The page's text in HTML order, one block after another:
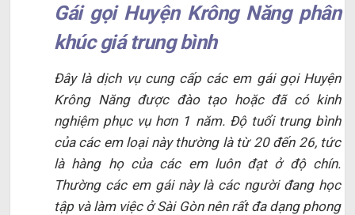
Gái gọi Huyện Krông Năng phân
khúc giá trung bình
Đây là dịch vụ cung cấp các em gái gọi Huyện
Krông Năng được đào tạo hoặc đã có kinh
nghiệm phục vụ hơn 1 năm. Độ tuổi trung bình
của các em loại này thường là từ 20 đến 26, tức
là hàng họ của các em luôn đạt ở độ chín.
Thường các em gái này là các người đang học
tập và làm việc ở Sài Gòn nên rất đa dạng phong